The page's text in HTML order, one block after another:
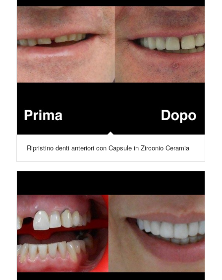
Ripristino denti anteriori con Capsule in Zirconio Ceramia